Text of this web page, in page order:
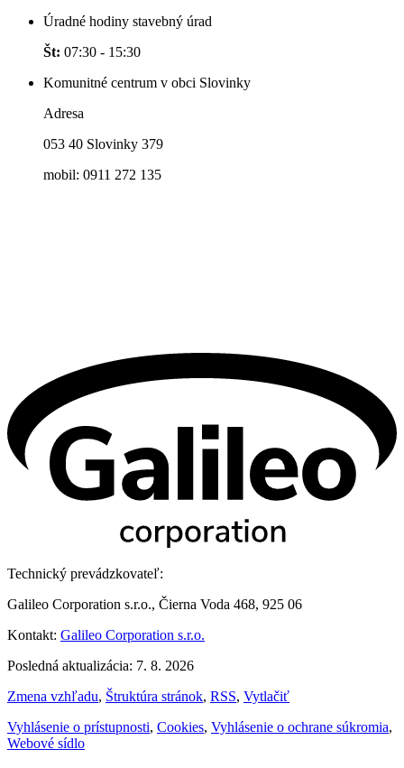
Úradné hodiny stavebný úrad
Št: 07:30 - 15:30
Komunitné centrum v obci Slovinky
Adresa
053 40 Slovinky 379
mobil: 0911 272 135
Technický prevádzkovateľ:
Galileo Corporation s.r.o., Čierna Voda 468, 925 06
Kontakt: Galileo Corporation s.r.o.
Posledná aktualizácia: 7. 8. 2026
Zmena vzhľadu, Štruktúra stránok, RSS, Vytlačiť
Vyhlásenie o prístupnosti, Cookies, Vyhlásenie o ochrane súkromia,
Webové sídlo